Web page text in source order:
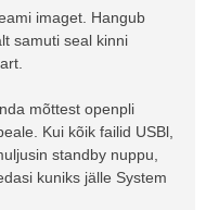
imaget. Hangub
samuti seal kinni
mõttest openpli
Kui kõik failid USBl,
standby nuppu,
kuniks jälle System